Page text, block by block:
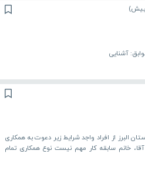
)
آشنایی
البرز از افراد واجد شرایط زیر دعوت به همکاری
خانم سابقه کار مهم نیست نوع همکاری تمام